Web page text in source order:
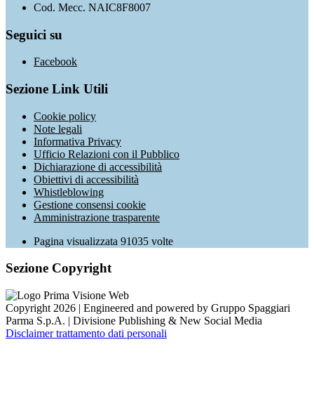
Cod. Mecc. NAIC8F8007
Seguici su
Facebook
Sezione Link Utili
Cookie policy
Note legali
Informativa Privacy
Ufficio Relazioni con il Pubblico
Dichiarazione di accessibilità
Obiettivi di accessibilità
Whistleblowing
Gestione consensi cookie
Amministrazione trasparente
Pagina visualizzata 91035 volte
Sezione Copyright
Copyright 2026 | Engineered and powered by Gruppo Spaggiari
Parma S.p.A. | Divisione Publishing & New Social Media
Disclaimer trattamento dati personali